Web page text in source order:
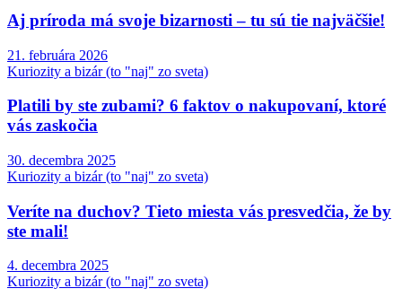
Aj príroda má svoje bizarnosti – tu sú tie najväčšie!
21. februára 2026
Kuriozity a bizár (to "naj" zo sveta)
Platili by ste zubami? 6 faktov o nakupovaní, ktoré
vás zaskočia
30. decembra 2025
Kuriozity a bizár (to "naj" zo sveta)
Veríte na duchov? Tieto miesta vás presvedčia, že by
ste mali!
4. decembra 2025
Kuriozity a bizár (to "naj" zo sveta)